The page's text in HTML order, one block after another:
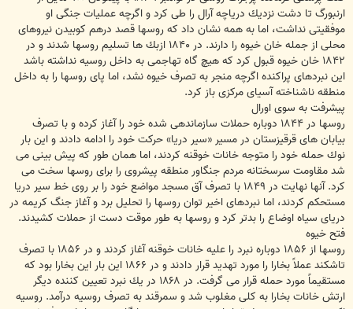
ارنبورگ تا دشت نزديك درياچه آرال را طى كرد و اگرچه عمليات جنگى او
موفقيتى نداشت، اما به همه نشان داد كه روسها قصد درهم كوبيدن نيروهاى
محلى از جمله خان خيوه را دارند. در ۱۸۴۰ ازبك ها تسليم روسها شدند و در
۱۸۴۲ خان خيوه قبول كرد كه هيچ گاه تهاجمى به داخل روسيه نداشته باشد
اين نبردهاى پراكنده اگرچه منجر به تصرف خيوه نشد، اما پاى روسها را به داخل
منطقه ناشناخته آسياى مركزى باز كرد.
پيشرفت به سوى اورال
روسها در ۱۸۴۴ دوباره حملات سازماندهى شده خود را آغاز كرده و با تصرف
بيابان هاى قرقيزستان در مسير «سير دريا» حركت خود را ادامه دادند و اين بار
نوك حمله خود را متوجه خانات خوقنه كردند، اما همان طور كه پيش بينى مى
شد مقاومت سرسختانه مردم جنگاور منطقه پيشروى را براى روسها سخت مى
كرد. آنها نهايت در ۱۸۴۹ با تصرف آق مسجد مواضع خود را بر روى خط سير دريا
مستحكم كردند، اما نبردهاى اخير توان روسها را تحليل برد و آغاز جنگ كريمه در
درياى سياه اوضاع را بدتر كرد و روسها به طور موقت دست از حملات كشيدند.
فتح خيوه
روسها از ۱۸۵۶ دوباره نبرد را عليه خانات خوقنه آغاز كردند و در ۱۸۵۶ با تصرف
تاشكند عملاً بخارا را مورد تهديد قرار دادند و در ۱۸۶۶ اين بار اين بخارا بود كه
مستقيماً مورد حمله قرار مى گرفت. در ۱۸۶۸ در يك نبرد تعيين كننده ديگر
ارتش خانات بخارا به كلى مغلوب شد و سمرقند به تصرف روسيه درآمد. روسيه